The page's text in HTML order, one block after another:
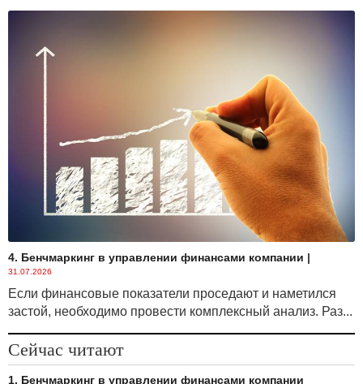
4. Бенчмаркинг в управлении финансами компании |
31.07.2026
Если финансовые показатели проседают и наметился
застой, необходимо провести комплексный анализ. Раз...
Сейчас читают
1. Бенчмаркинг в управлении финансами компании